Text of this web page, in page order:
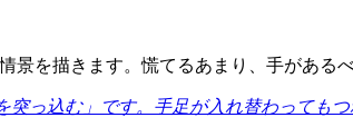
景を描きます。慌てるあまり、手があ
っ込む」です。手足が入れ替わっても